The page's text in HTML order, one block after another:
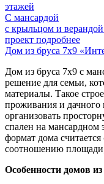
этажей
С мансардой
с крыльцом и
проект подробнее
Дом из бруса 7х9
Дом из бруса 7х9 с
решение для семьи,
материалы. Такое
проживания и дачного
организовать
спален на мансардном
формат дома
соотношению
Особенности домов